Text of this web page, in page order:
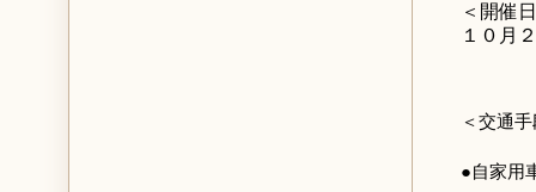
＜開催
１０月
＜交通
●自家用